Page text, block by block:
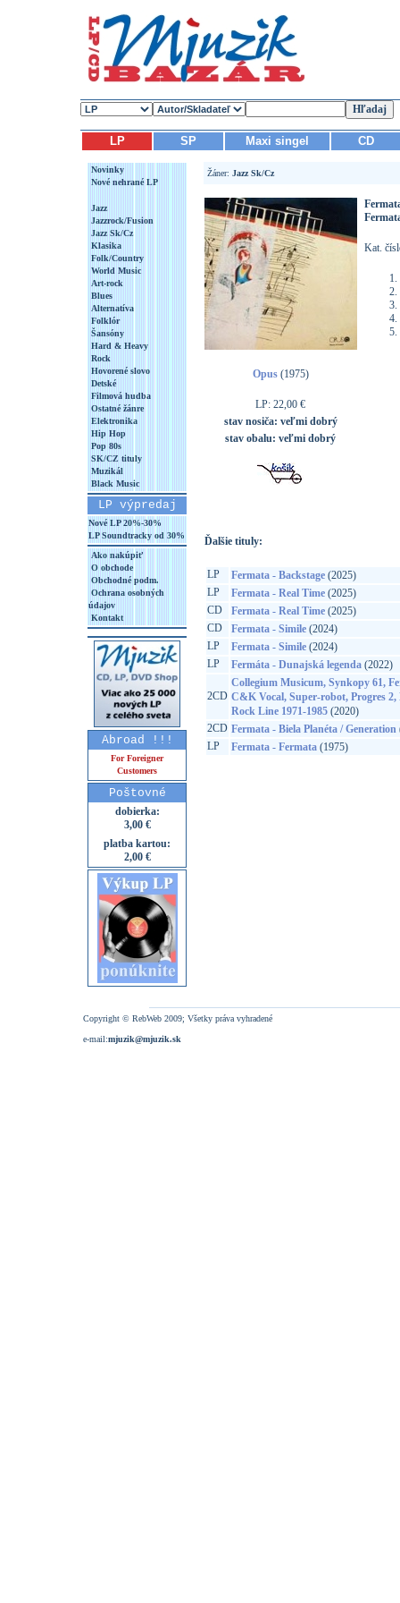
LP SP Maxi singel CD
Novinky
Nové nehrané LP
Jazz
Jazzrock/Fusion
Jazz Sk/Cz
Klasika
Folk/Country
World Music
Art-rock
Blues
Alternatíva
Folklór
Šansóny
Hard & Heavy
Rock
Hovorené slovo
Detské
Filmová hudba
Ostatné žánre
Elektronika
Hip Hop
Pop 80s
SK/CZ tituly
Muzikál
Black Music
LP výpredaj
Nové LP 20%-30%
LP Soundtracky od 30%
Ako nakúpiť
O obchode
Obchodné podm.
Ochrana osobných
údajov
Kontakt
Abroad !!!
For Foreigner
Customers
Poštovné
dobierka:
3,00 €
platba kartou:
2,00 €
Žáner: Jazz Sk/Cz
Opus(1975)
LP: 22,00 €
stav nosiča: veľmi dobrý
stav obalu: veľmi dobrý
Kat.
Ďalšie tituly:
LP Fermata - Backstage(2025)
LP
Fermata - Real Time(2025)
CD
Fermata - Real Time(2025)
CD
Fermata - Simile(2024)
LP
Fermata - Simile(2024)
LP
Fermáta - Dunajská legenda(2022)
2CD
Collegium Musicum, Synkopy 61,
C&K Vocal, Super-robot, Progres
Rock Line 1971-1985(2020)
2CD Fermata - Biela Planéta / Generation
LP
Fermata - Fermata (1975)
Copyright © RebWeb 2009; Všetky práva vyhradené
e-mail:mjuzik@mjuzik.sk